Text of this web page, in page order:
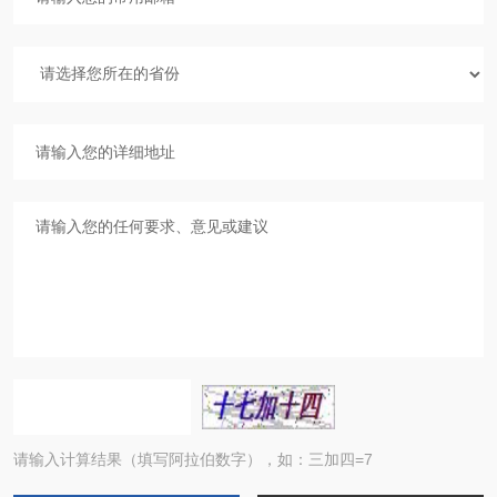
请输入计算结果（填写阿拉伯数字），如：三加四=7